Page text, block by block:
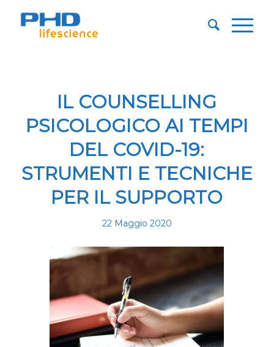
IL COUNSELLING
PSICOLOGICO AI TEMPI
DEL COVID-19:
STRUMENTI E TECNICHE
PER IL SUPPORTO
22 Maggio 2020